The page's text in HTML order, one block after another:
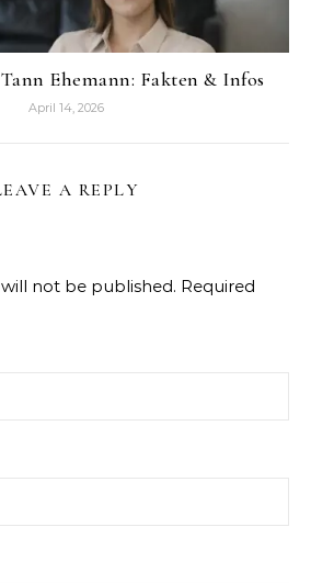
Ehemann: Fakten & Infos
April 14, 2026
A REPLY
not be published. Required